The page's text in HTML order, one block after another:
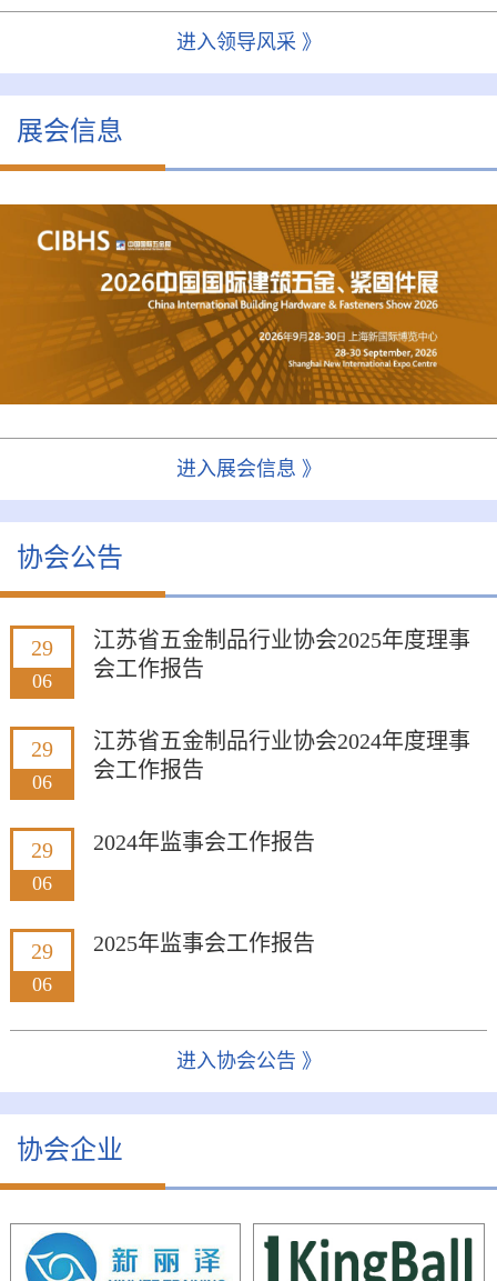
进入领导风采 》
展会信息
进入展会信息 》
协会公告
29
06
江苏省五金制品行业协会2025年度理事
会工作报告
29
06
江苏省五金制品行业协会2024年度理事
会工作报告
29
06
2024年监事会工作报告
29
06
2025年监事会工作报告
进入协会公告 》
协会企业